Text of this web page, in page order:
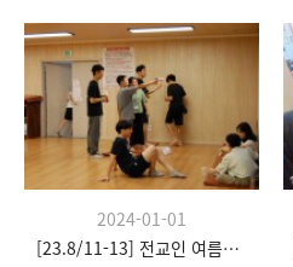
2024-01-01
[23.8/11-13] 전교인 여름수련회